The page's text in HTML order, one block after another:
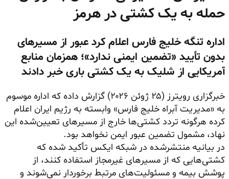
حمله به یک کشتی در هرمز
اداره تنگه خلیج فارس اعلام کرد عبور از مسیرهای
بدون تأیید «تضمین ایمنی ندارد»؛ همزمان منابع
آمریکایی از شلیک به یک کشتی باری خبر دادند
خبرگزاری رویترز (۲۵ ژوئن ۲۰۲۶) گزارش داده که اداره موسوم
به «مدیریت آبراه خلیج فارس» وابسته به رژیم ایران اعلام
کرده هرگونه تردد کشتی‌ها خارج از مسیرهای تعیین‌شده این
نهاد، مشمول تضمین عبور ایمن نخواهد بود.
در بیانیه منتشرشده در شبکه ایکس تأکید شده که
کشتی‌هایی که از مسیرهای غیرمجاز استفاده کنند، از
پوشش بیمه و مسئولیت‌های مرتبط برخوردار نمی‌شوند و